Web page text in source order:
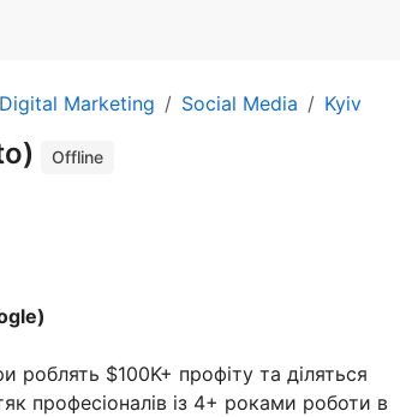
Digital Marketing Social Media Kyiv
Offline
$100K+ профіту та діляться
професіоналів із 4+ роками роботи в